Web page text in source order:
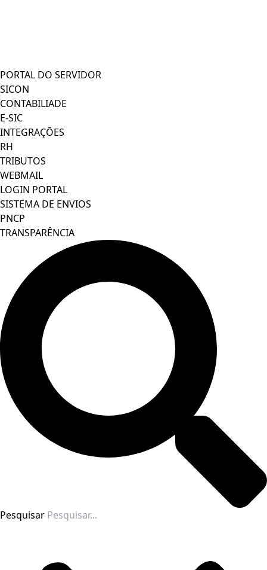
PORTAL DO SERVIDOR
SICON
CONTABILIADE
E-SIC
INTEGRAÇÕES
RH
TRIBUTOS
WEBMAIL
LOGIN PORTAL
SISTEMA DE ENVIOS
PNCP
TRANSPARÊNCIA
Pesquisar